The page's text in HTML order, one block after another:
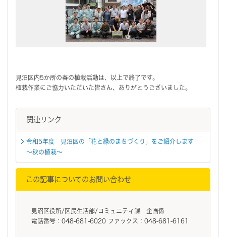
見沼区内5か所の春の植栽活動は、以上で終了です。
植栽作業にご協力いただいた皆さん、ありがとうございました。
関連リンク
令和5年度 見沼区の「花と緑のまちづくり」をご紹介します
～秋の植栽～
この記事についてのお問い合わせ
見沼区役所/区民生活部/コミュニティ課 企画係
電話番号：048-681-6020 ファックス：048-681-6161